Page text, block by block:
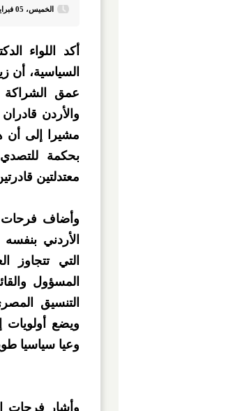
الخميس، 05 فبراير 2026 02:00 ص
أكد اللواء
السياسية، أن
عمق الشراكة
والأردن
مشيرا إلى أن
بحكمة
معتدلتين
وأضاف فرحات
الأردني
التي تتجاوز
المسؤول
التنسيق
ويضع أولويات
وعيا سياسيا
وأشار فرحات